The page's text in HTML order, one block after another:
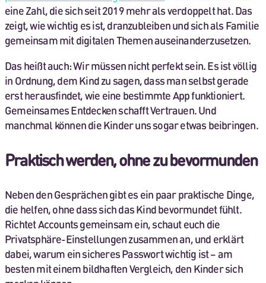
eine Zahl, die sich seit 2019 mehr als verdoppelt hat. Das
zeigt, wie wichtig es ist, dranzubleiben und sich als Familie
gemeinsam mit digitalen Themen auseinanderzusetzen.
Das heißt auch: Wir müssen nicht perfekt sein. Es ist völlig
in Ordnung, dem Kind zu sagen, dass man selbst gerade
erst herausfindet, wie eine bestimmte App funktioniert.
Gemeinsames Entdecken schafft Vertrauen. Und
manchmal können die Kinder uns sogar etwas beibringen.
Praktisch werden, ohne zu bevormunden
Neben den Gesprächen gibt es ein paar praktische Dinge,
die helfen, ohne dass sich das Kind bevormundet fühlt.
Richtet Accounts gemeinsam ein, schaut euch die
Privatsphäre-Einstellungen zusammen an, und erklärt
dabei, warum ein sicheres Passwort wichtig ist – am
besten mit einem bildhaften Vergleich, den Kinder sich